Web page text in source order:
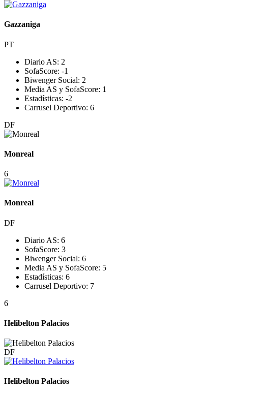
Gazzaniga
PT
Diario AS: 2
SofaScore: -1
Biwenger Social: 2
Media AS y SofaScore: 1
Estadísticas: -2
Carrusel Deportivo: 6
DF
Monreal
6
Monreal
DF
Diario AS: 6
SofaScore: 3
Biwenger Social: 6
Media AS y SofaScore: 5
Estadísticas: 6
Carrusel Deportivo: 7
6
Helibelton Palacios
DF
Helibelton Palacios